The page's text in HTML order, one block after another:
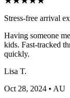
Stress-free arrival
Having someone
kids. Fast-tracked
quickly.
Lisa T.
Oct 28, 2024 • AU